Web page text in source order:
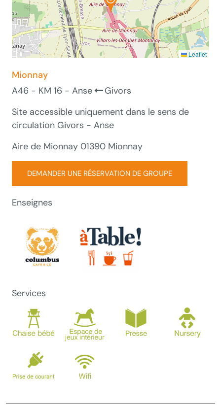
Leaflet
Mionnay
A46 - KM 16 - Anse
Givors
Site accessible uniquement dans le sens de
circulation Givors - Anse
Aire de Mionnay 01390 Mionnay
DEMANDER UNE RÉSERVATION DE GROUPE
Enseignes
Services